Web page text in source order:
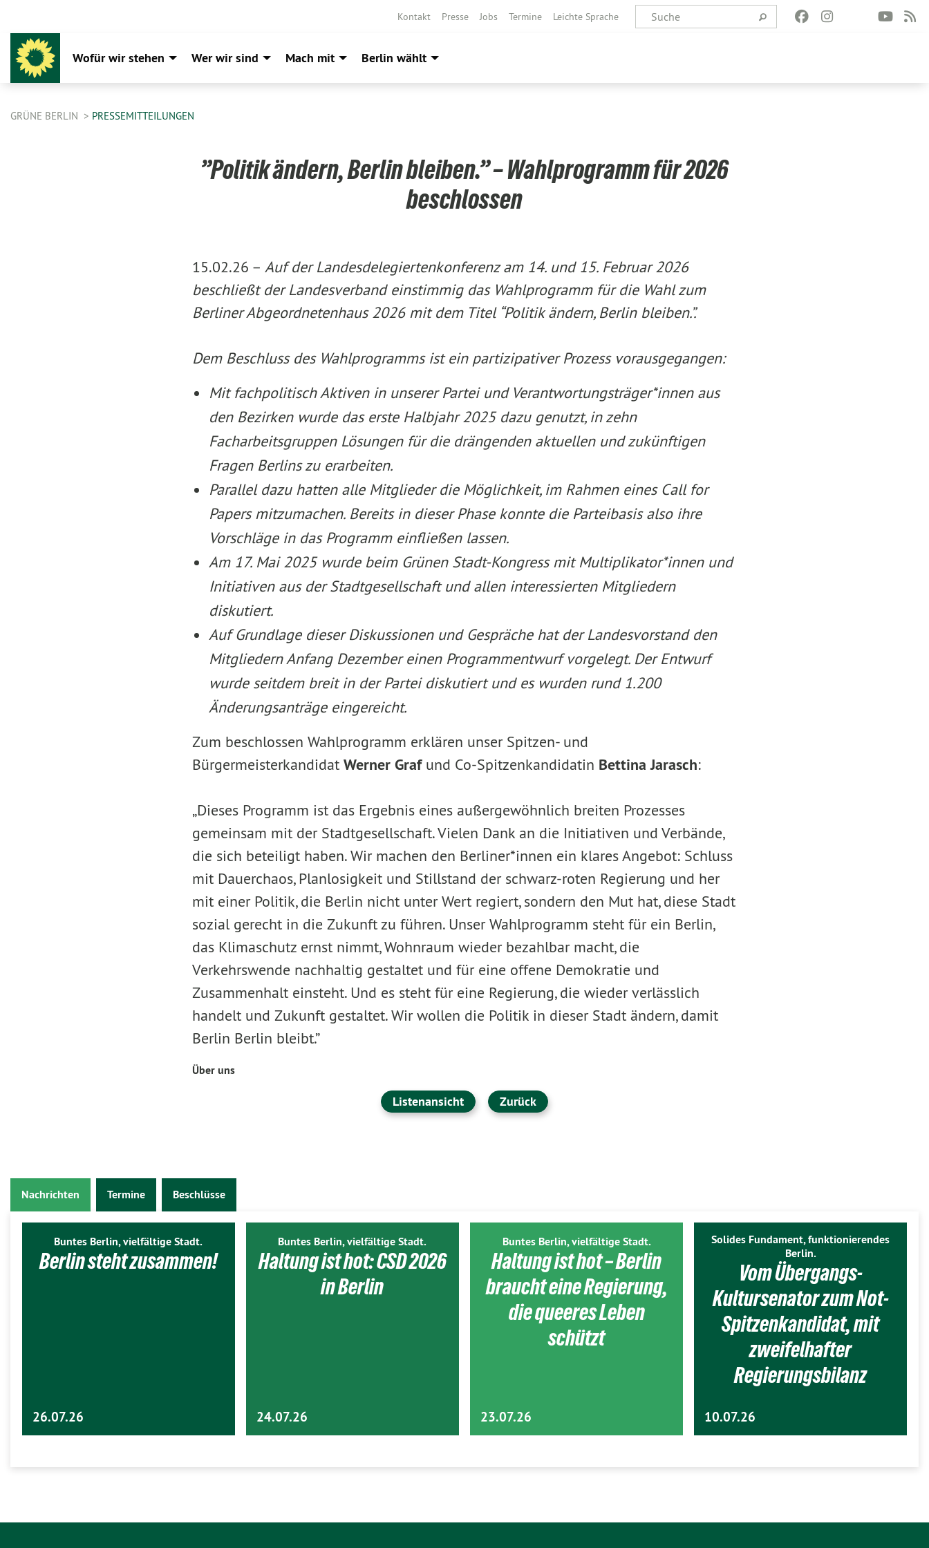
Kontakt Presse Jobs Termine Leichte Sprache
Wofür wir stehen Wer wir sind Mach mit Berlin wählt
GRÜNE BERLIN PRESSEMITTEILUNGEN
”Politik ändern, Berlin bleiben.” – Wahlprogramm für 2026
beschlossen
15.02.26 – Auf der Landesdelegiertenkonferenz am 14. und 15. Februar 2026
beschließt der Landesverband einstimmig das Wahlprogramm für die Wahl zum
Berliner Abgeordnetenhaus 2026 mit dem Titel “Politik ändern, Berlin bleiben.”.
Dem Beschluss des Wahlprogramms ist ein partizipativer Prozess vorausgegangen:
Mit fachpolitisch Aktiven in unserer Partei und Verantwortungsträger*innen aus
den Bezirken wurde das erste Halbjahr 2025 dazu genutzt, in zehn
Facharbeitsgruppen Lösungen für die drängenden aktuellen und zukünftigen
Fragen Berlins zu erarbeiten.
Parallel dazu hatten alle Mitglieder die Möglichkeit, im Rahmen eines Call for
Papers mitzumachen. Bereits in dieser Phase konnte die Parteibasis also ihre
Vorschläge in das Programm einfließen lassen.
Am 17. Mai 2025 wurde beim Grünen Stadt-Kongress mit Multiplikator*innen und
Initiativen aus der Stadtgesellschaft und allen interessierten Mitgliedern
diskutiert.
Auf Grundlage dieser Diskussionen und Gespräche hat der Landesvorstand den
Mitgliedern Anfang Dezember einen Programmentwurf vorgelegt. Der Entwurf
wurde seitdem breit in der Partei diskutiert und es wurden rund 1.200
Änderungsanträge eingereicht.
Zum beschlossen Wahlprogramm erklären unser Spitzen- und
Bürgermeisterkandidat Werner Grafund Co-Spitzenkandidatin Bettina Jarasch:
„Dieses Programm ist das Ergebnis eines außergewöhnlich breiten Prozesses
gemeinsam mit der Stadtgesellschaft. Vielen Dank an die Initiativen und Verbände,
die sich beteiligt haben. Wir machen den Berliner*innen ein klares Angebot: Schluss
mit Dauerchaos, Planlosigkeit und Stillstand der schwarz-roten Regierung und her
mit einer Politik, die Berlin nicht unter Wert regiert, sondern den Mut hat, diese Stadt
sozial gerecht in die Zukunft zu führen. Unser Wahlprogramm steht für ein Berlin,
das Klimaschutz ernst nimmt, Wohnraum wieder bezahlbar macht, die
Verkehrswende nachhaltig gestaltet und für eine offene Demokratie und
Zusammenhalt einsteht. Und es steht für eine Regierung, die wieder verlässlich
handelt und Zukunft gestaltet. Wir wollen die Politik in dieser Stadt ändern, damit
Berlin Berlin bleibt.”
Über uns
Listenansicht Zurück
Nachrichten Termine Beschlüsse
Buntes Berlin, vielfältige Stadt.
Berlin steht zusammen!
26.07.26
Buntes Berlin, vielfältige Stadt.
Haltung ist hot: CSD 2026
in Berlin
24.07.26
Buntes Berlin, vielfältige Stadt.
Haltung ist hot – Berlin
braucht eine Regierung,
die queeres Leben
schützt
23.07.26
Solides Fundament, funktionierendes
Berlin.
Vom Übergangs-
Kultursenator zum Not-
Spitzenkandidat, mit
zweifelhafter
Regierungsbilanz
10.07.26